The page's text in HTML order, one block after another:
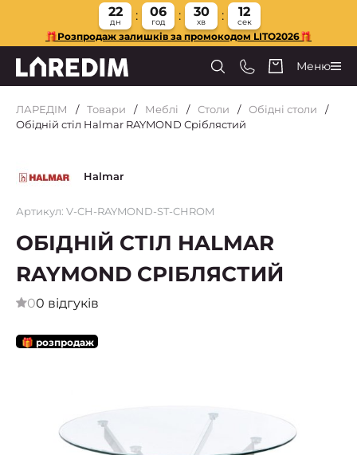
22
дн
06
год
30
хв
11
сек
🎁Розпродаж залишків за промокодом LITO2026🎁
Меню
ЛАРЕДІМ Товари Меблі Столи
Обідні столи
Обідній стіл Halmar RAYMOND Сріблястий
Halmar
Артикул: V-CH-RAYMOND-ST-CHROM
ОБІДНІЙ СТІЛ HALMAR
RAYMOND СРІБЛЯСТИЙ
00 відгуків
🎁 розпродаж